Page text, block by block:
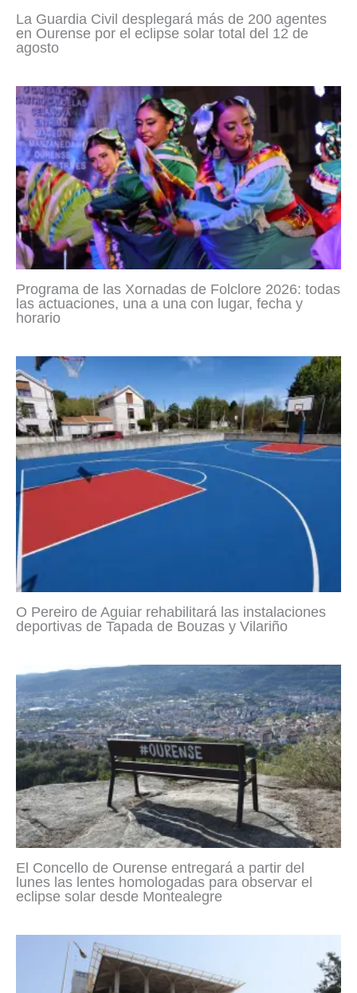
La Guardia Civil desplegará más de 200 agentes
en Ourense por el eclipse solar total del 12 de
agosto
Programa de las Xornadas de Folclore 2026: todas
las actuaciones, una a una con lugar, fecha y
horario
O Pereiro de Aguiar rehabilitará las instalaciones
deportivas de Tapada de Bouzas y Vilariño
El Concello de Ourense entregará a partir del
lunes las lentes homologadas para observar el
eclipse solar desde Montealegre